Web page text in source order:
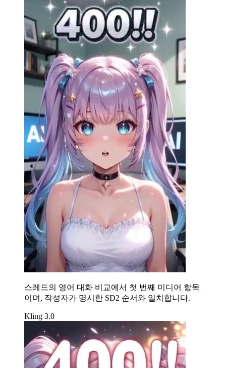
스레드의 영어 대화 비교에서 첫 번째 미디어 항목
이며, 작성자가 명시한 SD2 순서와 일치합니다.
Kling 3.0